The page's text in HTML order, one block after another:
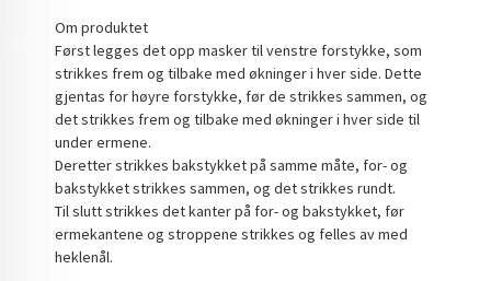
Om produktet
Først legges det opp masker til venstre forstykke, som
strikkes frem og tilbake med økninger i hver side. Dette
gjentas for høyre forstykke, før de strikkes sammen, og
det strikkes frem og tilbake med økninger i hver side til
under ermene.
Deretter strikkes bakstykket på samme måte, for- og
bakstykket strikkes sammen, og det strikkes rundt.
Til slutt strikkes det kanter på for- og bakstykket, før
ermekantene og stroppene strikkes og felles av med
heklenål.